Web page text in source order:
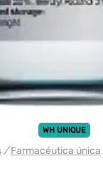
WH UNIQUE
/ Farmacéutica única